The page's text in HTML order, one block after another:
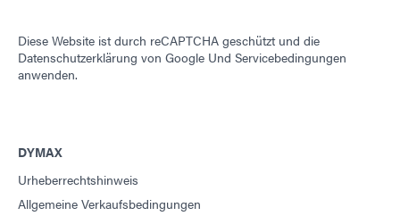
Diese Website ist durch reCAPTCHA geschützt und die
Datenschutzerklärung von Google Und Servicebedingungen
anwenden.
DYMAX
Urheberrechtshinweis
Allgemeine Verkaufsbedingungen